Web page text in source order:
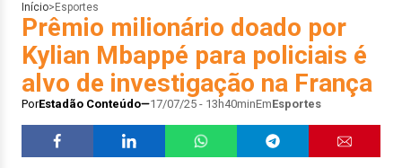
Início> Esportes
Prêmio milionário doado por
Kylian Mbappé para policiais é
alvo de investigação na França
PorEstadão Conteúdo 17/07/25 - 13h40minEmEsportes